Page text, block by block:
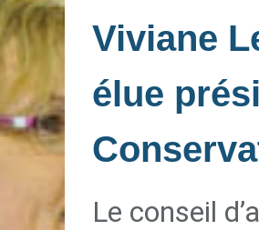
Viviane
élue
Le conseil